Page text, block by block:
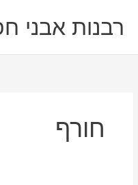
לתוכןרבנות אבני
חורף